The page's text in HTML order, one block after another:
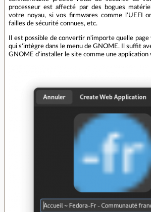
processeur est affecté par des bogues
votre noyau, si vos firmwares comme l'UEFI
failles de sécurité connues, etc.
Il est possible de convertir n'importe quelle
qui s'intègre dans le menu de GNOME. Il suffit
GNOME d'installer le site comme une application